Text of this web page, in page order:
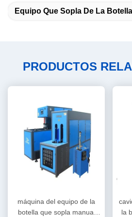
Equipo Que Sopla De La
PRODUCTOS
máquina del equipo de la
botella que sopla manual
la